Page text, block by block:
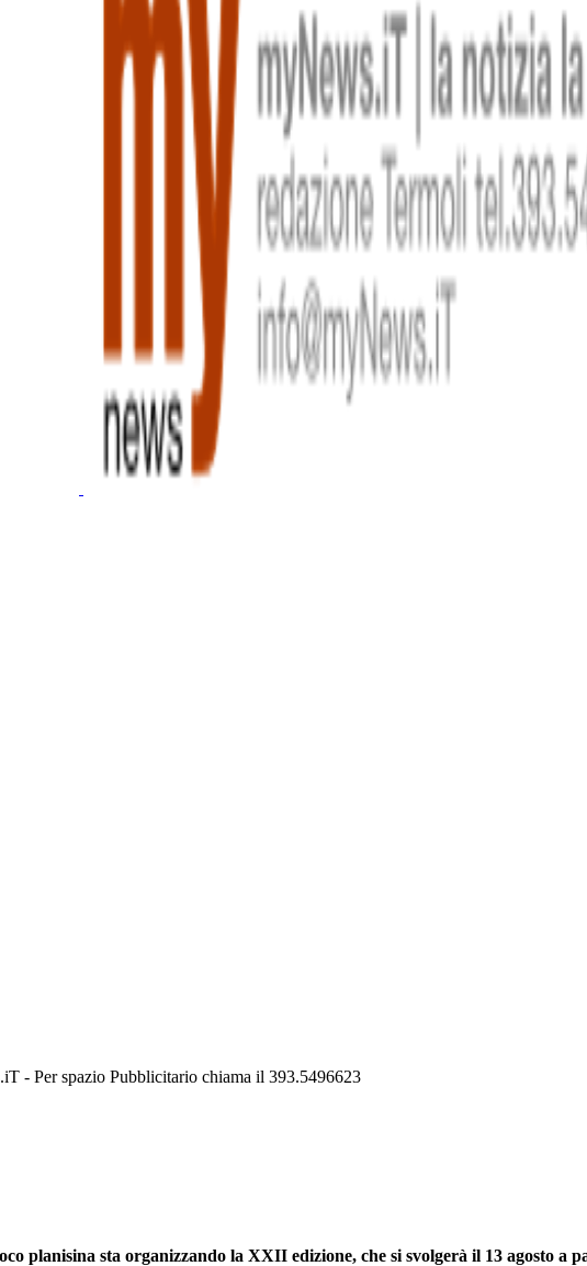
- Per spazio Pubblicitario chiama il 393.5496623
planisina sta organizzando la XXII edizione, che si svolgerà il 13 agosto a